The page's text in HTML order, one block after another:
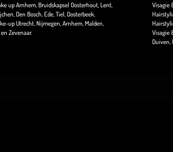
up Arnhem, Bruidskapsel Oosterhout, Lent,
Den Bosch, Ede, Tiel, Oosterbeek,
up Utrecht, Nijmegen, Arnhem, Malden,
Zevenaar.
Visagie
Visagie
Duiven,